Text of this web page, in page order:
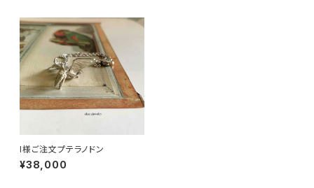
I様ご注文プテラノドン
¥38,000